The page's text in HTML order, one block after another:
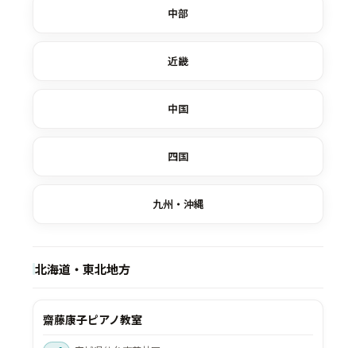
中部
近畿
中国
四国
九州・沖縄
北海道・東北地方
齋藤康子ピアノ教室